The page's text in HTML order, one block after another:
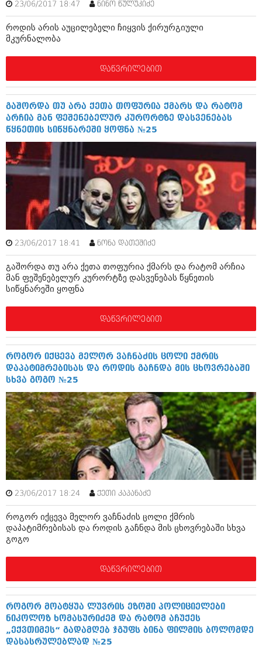
აპრილი 2012 (294)
თებერვალი 2012 (376)
ნოემბერი 2011 (471)
ოქტომბერი 2011 (754)
სექტემბერი 2011 (407)
ივლისი 2011 (400)
ივნისი 2011 (438)
მაისი 2011 (415)
თებერვალი 2011 (329)
იანვარი 2011 (647)
(157)
დეკემბერი 2010 (881)
ნოემბერი 2010 (422)
ოქტომბერი 2010 (341)
სექტემბერი 2010 (449)
აგვისტო 2010 (461)
ივლისი 2010 (556)
ივნისი 2010 (685)
მაისი 2010 (232)
აპრილი 2010 (229)
თებერვალი 2010 (421)
დეკემბერი 2009 (510)
ოქტომბერი 2009 (382)
სექტემბერი 2009 (541)
აგვისტო 2009 (14)
ივლისი 2009 (118)
თებერვალი 0216 (1)
დეკემბერი 0215 (1)
ოქტომბერი 0215 (1)
აგვისტო 0215 (2)
აგვისტო 0212 (1)
ივნისი 0212 (2)
ნოემბერი 0201 (1)
23/06/2017 18:47 ნინო წულუკიძე
როდის არის აუცილებელი ჩიყვის ქირურგიული
მკურნალობა
დაწვრილებით
გაშორდა თუ არა ქეთა თოფურია ქმარს და რატომ
არჩია მან ფეშენებელურ კურორტზე დასვენებას
წყნეთის სიწყნარეში ყოფნა №25
23/06/2017 18:41 ნონა დათეშიძე
გაშორდა თუ არა ქეთა თოფურია ქმარს და რატომ არჩია
მან ფეშენებელურ კურორტზე დასვენებას წყნეთის
სიწყნარეში ყოფნა
დაწვრილებით
როგორ იქცევა მელორ ვაჩნაძის ცოლი ქმრის
დაპატიმრებისას და როდის გაჩნდა მის ცხოვრებაში
სხვა გოგო №25
23/06/2017 18:24 ქეთი კაპანაძე
როგორ იქცევა მელორ ვაჩნაძის ცოლი ქმრის
დაპატიმრებისას და როდის გაჩნდა მის ცხოვრებაში სხვა
გოგო
დაწვრილებით
როგორ მოატყუა ლუვრის ეზოში პოლიციელები
ნიკოლოზ ხომასურიძემ და რატომ აჩუქეს
„ექვთიმეს“ გადამღებ ჯგუფს ბინა ფილმის ბოლომდე
დასასრულებლად №25